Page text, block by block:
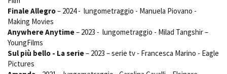
Professionisti
Attrici-Attori
Beginners
LOCATION GUIDE
STRUMENTI
profilo
Lavora con noi
Finale Allegro– 2024 - lungometraggio - Manuela Piovano -
Making Movies
Anywhere Anytime– 2023 - lungometraggio - Milad Tangshir –
YoungFilms
Sul più bello - La serie– 2023 – serie tv - Francesca Marino - Eagle
Pictures